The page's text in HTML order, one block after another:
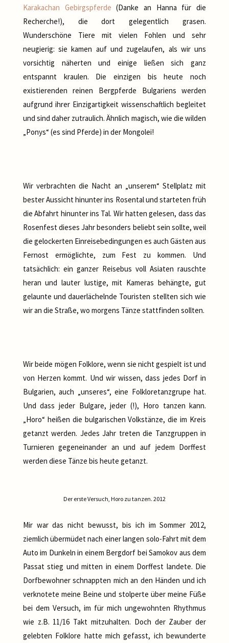
Karakachan Gebirgspferde (Danke an Hanna für die
Recherche!), die dort gelegentlich grasen.
Wunderschöne Tiere mit vielen Fohlen und sehr
neugierig: sie kamen auf und zugelaufen, als wir uns
vorsichtig näherten und einige ließen sich ganz
entspannt kraulen. Die einzigen bis heute noch
existierenden reinen Bergpferde Bulgariens werden
aufgrund ihrer Einzigartigkeit wissenschaftlich begleitet
und sind daher zutraulich. Ähnlich magisch, wie die wilden
„Ponys“ (es sind Pferde) in der Mongolei!
Wir verbrachten die Nacht an „unserem“ Stellplatz mit
bester Aussicht hinunter ins Rosental und starteten früh
die Abfahrt hinunter ins Tal. Wir hatten gelesen, dass das
Rosenfest dieses Jahr besonders beliebt sein sollte, weil
die gelockerten Einreisebedingungen es auch Gästen aus
Fernost ermöglichte, zum Fest zu kommen. Und
tatsächlich: ein ganzer Reisebus voll Asiaten rauschte
heran und lauter lustige, mit Kameras behängte, gut
gelaunte und dauerlächelnde Touristen stellten sich wie
wir an die Straße, wo morgens Tänze stattfinden sollten.
Wir beide mögen Folklore, wenn sie nicht gespielt ist und
von Herzen kommt. Und wir wissen, dass jedes Dorf in
Bulgarien, auch „unseres“, eine Folkloretanzgrupe hat.
Und dass jeder Bulgare, jeder (!), Horo tanzen kann.
„Horo“ heißen die bulgarischen Volkstänze, die im Kreis
getanzt werden. Jedes Jahr treten die Tanzgruppen in
Turnieren gegeneinander an und auf jedem Dorffest
werden diese Tänze bis heute getanzt.
Der erste Versuch, Horo zu tanzen. 2012
Mir war das nicht bewusst, bis ich im Sommer 2012,
ziemlich übermüdet nach einer langen solo-Fahrt mit dem
Auto im Dunkeln in einem Bergdorf bei Samokov aus dem
Passat stieg und mitten in einem Dorffest landete. Die
Dorfbewohner schnappten mich an den Händen und ich
verknotete meine Beine und stolperte über meine Füße
bei dem Versuch, im für mich ungewohnten Rhythmus
wie z.B. 11/16 Takt mitzuhalten. Doch der Zauber der
gelebten Folklore hatte mich gefasst, ich bewunderte